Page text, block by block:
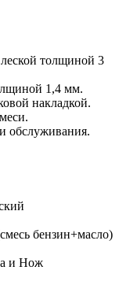
толщиной 3
1,4 мм.
накладкой.
обслуживания.
бензин+масло)
и Нож